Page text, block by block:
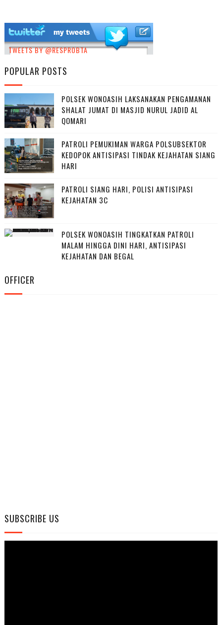
TWEETS BY @RESPROBTA
POPULAR POSTS
POLSEK WONOASIH LAKSANAKAN PENGAMANAN
SHALAT JUMAT DI MASJID NURUL JADID AL
QOMARI
PATROLI PEMUKIMAN WARGA POLSUBSEKTOR
KEDOPOK ANTISIPASI TINDAK KEJAHATAN SIANG
HARI
PATROLI SIANG HARI, POLISI ANTISIPASI
KEJAHATAN 3C
POLSEK WONOASIH TINGKATKAN PATROLI
MALAM HINGGA DINI HARI, ANTISIPASI
KEJAHATAN DAN BEGAL
OFFICER
SUBSCRIBE US